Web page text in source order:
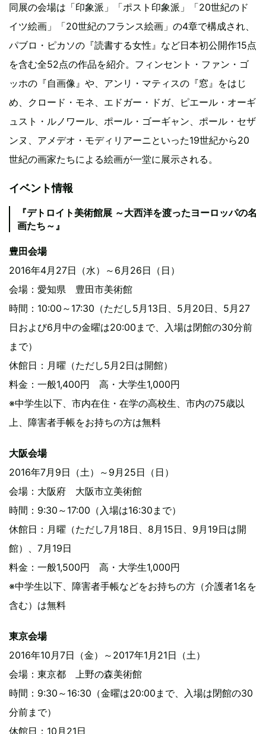
同展の会場は「印象派」「ポスト印象派」「20世紀のド
イツ絵画」「20世紀のフランス絵画」の4章で構成され、
パブロ・ピカソの『読書する女性』など日本初公開作15点
を含む全52点の作品を紹介。フィンセント・ファン・ゴ
ッホの『自画像』や、アンリ・マティスの『窓』をはじ
め、クロード・モネ、エドガー・ドガ、ピエール・オーギ
ュスト・ルノワール、ポール・ゴーギャン、ポール・セザ
ンヌ、アメデオ・モディリアーニといった19世紀から20
世紀の画家たちによる絵画が一堂に展示される。
イベント情報
『デトロイト美術館展 ～大西洋を渡ったヨーロッパの名
画たち～』
豊田会場
2016年4月27日（水）～6月26日（日）
会場：愛知県 豊田市美術館
時間：10:00～17:30（ただし5月13日、5月20日、5月27
日および6月中の金曜は20:00まで、入場は閉館の30分前
まで）
休館日：月曜（ただし5月2日は開館）
料金：一般1,400円 高・大学生1,000円
※中学生以下、市内在住・在学の高校生、市内の75歳以
上、障害者手帳をお持ちの方は無料
大阪会場
2016年7月9日（土）～9月25日（日）
会場：大阪府 大阪市立美術館
時間：9:30～17:00（入場は16:30まで）
休館日：月曜（ただし7月18日、8月15日、9月19日は開
館）、7月19日
料金：一般1,500円 高・大学生1,000円
※中学生以下、障害者手帳などをお持ちの方（介護者1名を
含む）は無料
東京会場
2016年10月7日（金）～2017年1月21日（土）
会場：東京都 上野の森美術館
時間：9:30～16:30（金曜は20:00まで、入場は閉館の30
分前まで）
休館日：10月21日